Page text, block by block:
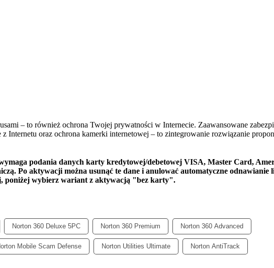
– to również ochrona Twojej prywatności w Internecie. Zaawansowane
Internetu oraz ochrona kamerki internetowej – to zintegrowanie rozwiązanie
podania danych karty kredytowej/debetowej VISA, Master Card,
Po aktywacji można usunąć te dane i anulować automatyczne odnawianie
poniżej wybierz wariant z aktywacją "bez karty".
Norton 360 Deluxe 5PC Norton 360 Premium Norton 360 Advanced
Mobile Scam Defense Norton Utilities Ultimate Norton AntiTrack